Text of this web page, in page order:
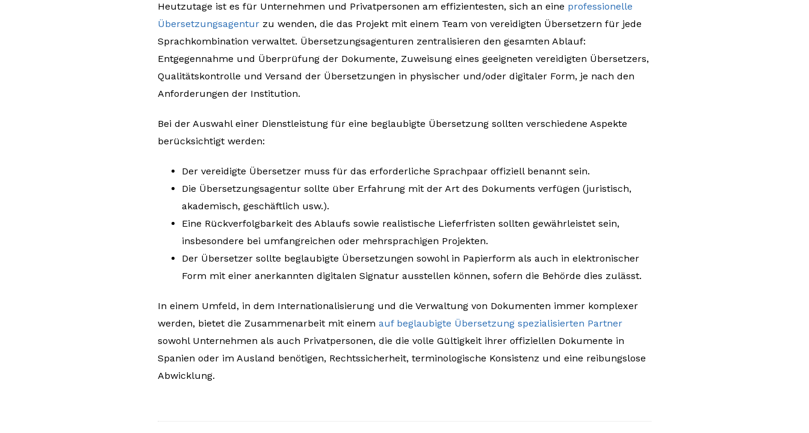
Heutzutage ist es für Unternehmen und Privatpersonen am effizientesten, sich an eine professionelle
Übersetzungsagentur zu wenden, die das Projekt mit einem Team von vereidigten Übersetzern für jede
Sprachkombination verwaltet. Übersetzungsagenturen zentralisieren den gesamten Ablauf:
Entgegennahme und Überprüfung der Dokumente, Zuweisung eines geeigneten vereidigten Übersetzers,
Qualitätskontrolle und Versand der Übersetzungen in physischer und/oder digitaler Form, je nach den
Anforderungen der Institution.
Bei der Auswahl einer Dienstleistung für eine beglaubigte Übersetzung sollten verschiedene Aspekte
berücksichtigt werden:
Der vereidigte Übersetzer muss für das erforderliche Sprachpaar offiziell benannt sein.
Die Übersetzungsagentur sollte über Erfahrung mit der Art des Dokuments verfügen (juristisch,
akademisch, geschäftlich usw.).
Eine Rückverfolgbarkeit des Ablaufs sowie realistische Lieferfristen sollten gewährleistet sein,
insbesondere bei umfangreichen oder mehrsprachigen Projekten.
Der Übersetzer sollte beglaubigte Übersetzungen sowohl in Papierform als auch in elektronischer
Form mit einer anerkannten digitalen Signatur ausstellen können, sofern die Behörde dies zulässt.
In einem Umfeld, in dem Internationalisierung und die Verwaltung von Dokumenten immer komplexer
werden, bietet die Zusammenarbeit mit einem auf beglaubigte Übersetzung spezialisierten Partner
sowohl Unternehmen als auch Privatpersonen, die die volle Gültigkeit ihrer offiziellen Dokumente in
Spanien oder im Ausland benötigen, Rechtssicherheit, terminologische Konsistenz und eine reibungslose
Abwicklung.